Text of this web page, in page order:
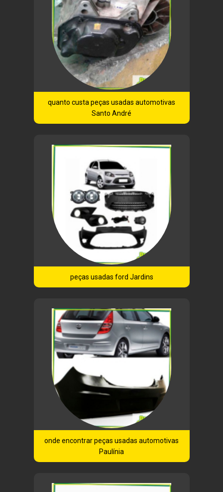
quanto custa peças usadas automotivas
Santo André
peças usadas ford Jardins
onde encontrar peças usadas automotivas
Paulínia